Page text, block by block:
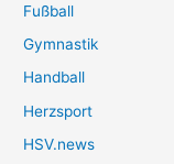
Fußball
Gymnastik
Handball
Herzsport
HSV.news